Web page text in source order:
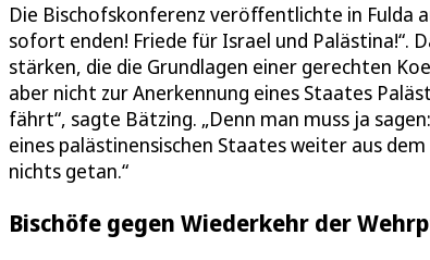
Die Bischofskonferenz veröffentlichte in Fulda
sofort enden! Friede für Israel und Palästina!“.
stärken, die die Grundlagen einer gerechten
aber nicht zur Anerkennung eines Staates
fährt“, sagte Bätzing. „Denn man muss ja
eines palästinensischen Staates weiter aus
nichts getan.“
Bischöfe gegen Wiederkehr der